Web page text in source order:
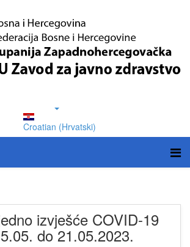
Croatian (Hrvatski)
izvješće COVID-19
do 21.05.2023.